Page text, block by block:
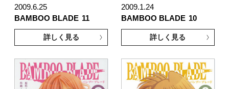
2009.6.25
BAMBOO BLADE 11
詳しく見る
2009.1.24
BAMBOO BLADE 10
詳しく見る